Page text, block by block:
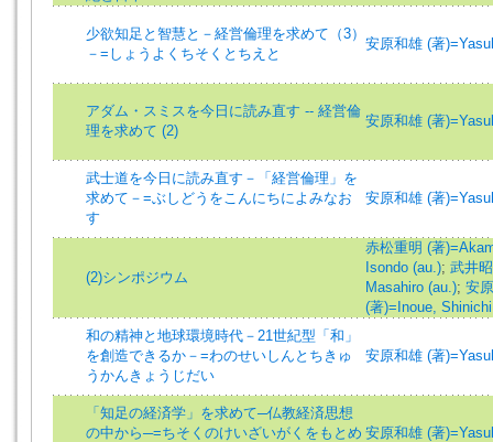
少欲知足と智慧と－経営倫理を求めて（3）
－=しょうよくちそくとちえと
安原和雄 (著
アダム・スミスを今日に読み直す -- 経営倫
理を求めて (2)
安原和雄 (著
武士道を今日に読み直す－「経営倫理」を
求めて－=ぶしどうをこんにちによみなお
す
安原和雄 (著
(2)シンポジウム
赤松重明 (著
Isondo (au.); 武井
Masahiro (au.); 安
(著)=Inoue,
和の精神と地球環境時代－21世紀型「和」
を創造できるか－=わのせいしんとちきゅ
うかんきょうじだい
安原和雄 (著
「知足の経済学」を求めて─仏教経済思想
の中から─=ちそくのけいざいがくをもとめ 安原和雄 (著